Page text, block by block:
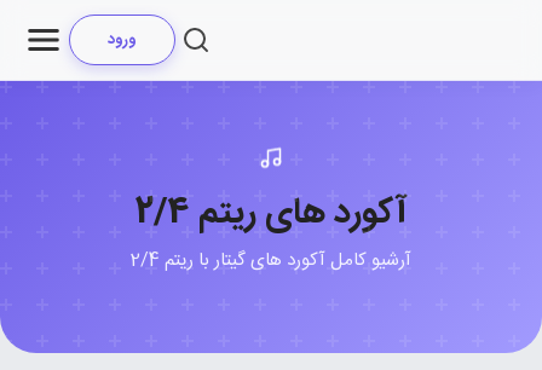
ورود
آکورد های ریتم 2/4
آرشیو کامل آکورد های گیتار با ریتم 2/4